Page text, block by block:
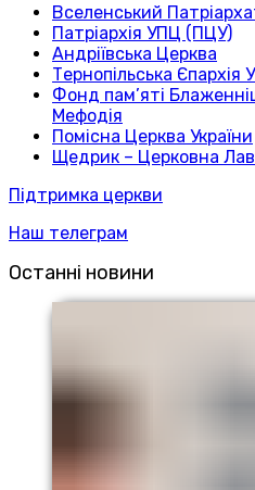
Вселенський
Патріархія УПЦ (ПЦУ)
Андріївська Церква
Тернопільська
Фонд пам’яті
Мефодія
Помісна Церква України
Щедрик – Церковна
Підтримка церкви
Наш телеграм
Останні новини